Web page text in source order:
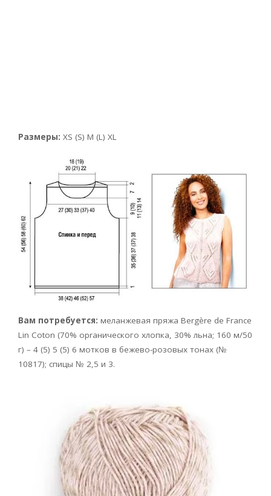
Размеры: XS (S) M (L) XL
Вам потребуется: меланжевая пряжа Bergère de France
Lin Coton (70% opraнического хлопка, 30% льна; 160 м/50
г) – 4 (5) 5 (5) 6 мотков в бежево-розовых тонах (№
10817); спицы № 2,5 и 3.